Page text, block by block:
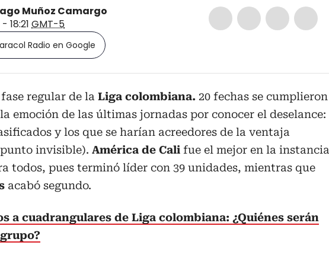
Muñoz Camargo
18:21 GMT-5
Radio en Google
regular de la Liga colombiana. 20 fechas se cumplieron
emoción de las últimas jornadas por conocer el deselance:
y los que se harían acreedores de la ventaja
invisible). América de Cali fue el mejor en la instancia
todos, pues terminó líder con 39 unidades, mientras que
acabó segundo.
a cuadrangulares de Liga colombiana: ¿Quiénes serán